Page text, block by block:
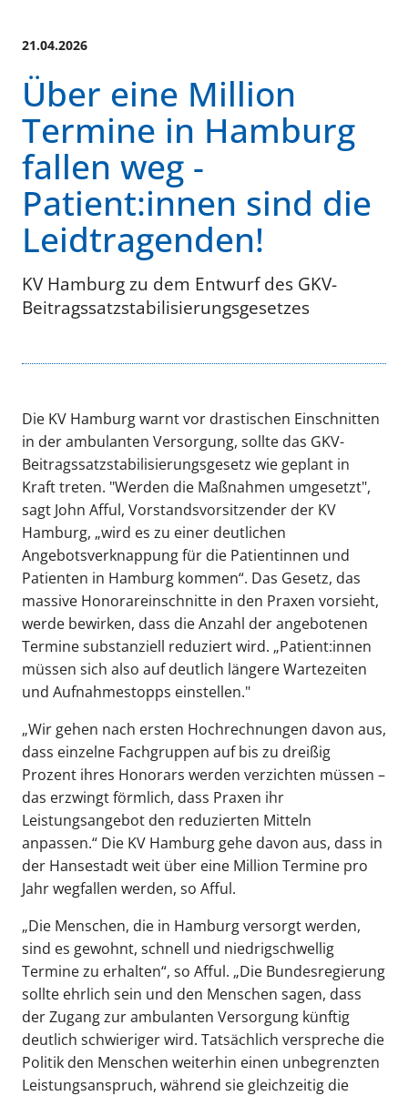
21.04.2026
Über eine Million
Termine in Hamburg
fallen weg -
Patient:innen sind die
Leidtragenden!
KV Hamburg zu dem Entwurf des GKV-
Beitragssatzstabilisierungsgesetzes
Die KV Hamburg warnt vor drastischen Einschnitten
in der ambulanten Versorgung, sollte das GKV-
Beitragssatzstabilisierungsgesetz wie geplant in
Kraft treten. "Werden die Maßnahmen umgesetzt",
sagt John Afful, Vorstandsvorsitzender der KV
Hamburg, „wird es zu einer deutlichen
Angebotsverknappung für die Patientinnen und
Patienten in Hamburg kommen“. Das Gesetz, das
massive Honorareinschnitte in den Praxen vorsieht,
werde bewirken, dass die Anzahl der angebotenen
Termine substanziell reduziert wird. „Patient:innen
müssen sich also auf deutlich längere Wartezeiten
und Aufnahmestopps einstellen."
„Wir gehen nach ersten Hochrechnungen davon aus,
dass einzelne Fachgruppen auf bis zu dreißig
Prozent ihres Honorars werden verzichten müssen –
das erzwingt förmlich, dass Praxen ihr
Leistungsangebot den reduzierten Mitteln
anpassen.“ Die KV Hamburg gehe davon aus, dass in
der Hansestadt weit über eine Million Termine pro
Jahr wegfallen werden, so Afful.
„Die Menschen, die in Hamburg versorgt werden,
sind es gewohnt, schnell und niedrigschwellig
Termine zu erhalten“, so Afful. „Die Bundesregierung
sollte ehrlich sein und den Menschen sagen, dass
der Zugang zur ambulanten Versorgung künftig
deutlich schwieriger wird. Tatsächlich verspreche die
Politik den Menschen weiterhin einen unbegrenzten
Leistungsanspruch, während sie gleichzeitig die